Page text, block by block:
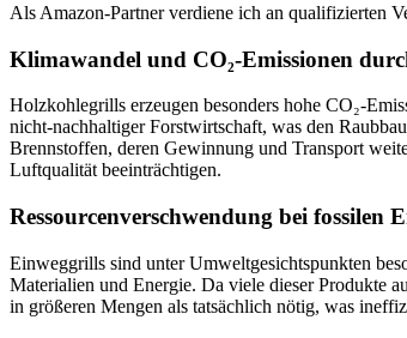
Als Amazon-Partner verdiene ich an qualifizierten
Klimawandel und CO₂-Emissionen
Holzkohlegrills erzeugen besonders hohe CO₂-
nicht-nachhaltiger Forstwirtschaft, was den
Brennstoffen, deren Gewinnung und Transport
Luftqualität beeinträchtigen.
Ressourcenverschwendung bei fossilen
Einweggrills sind unter Umweltgesichtspunkten
Materialien und Energie. Da viele dieser Produkte
in größeren Mengen als tatsächlich nötig, was